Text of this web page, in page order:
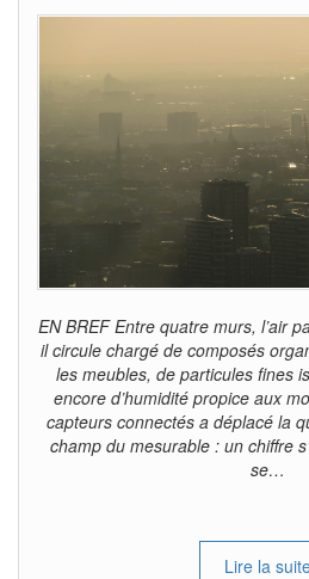
EN BREF Entre quatre murs, l’air
il circule chargé de composés
les meubles, de particules fines
encore d’humidité propice aux
capteurs connectés a déplacé la
champ du mesurable : un chiffre
se…
Lire la